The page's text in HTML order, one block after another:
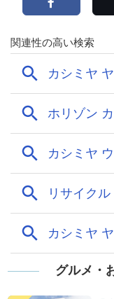
グルメ・